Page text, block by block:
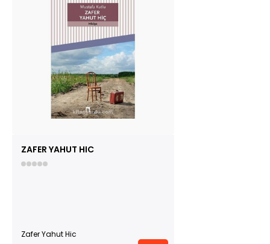
ZAFER YAHUT HIC
Zafer Yahut Hic